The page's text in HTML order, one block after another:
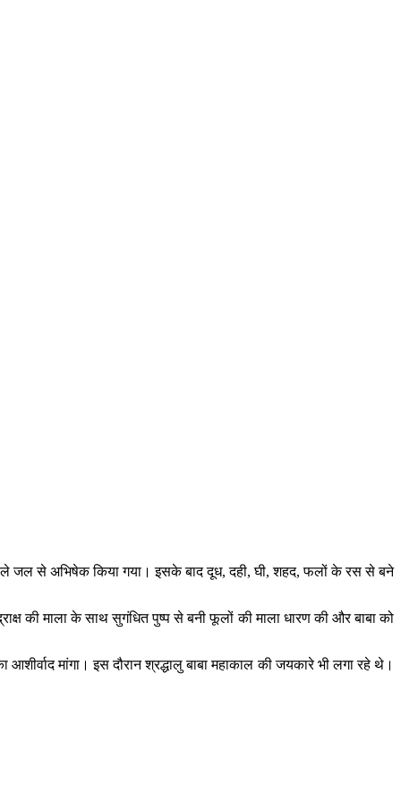
जल से अभिषेक किया गया। इसके बाद दूध, दही, घी, शहद, फलों के रस से बने
की माला के साथ सुगंधित पुष्प से बनी फूलों की माला धारण की और बाबा को
मांगा। इस दौरान श्रद्धालु बाबा महाकाल की जयकारे भी लगा रहे थे।